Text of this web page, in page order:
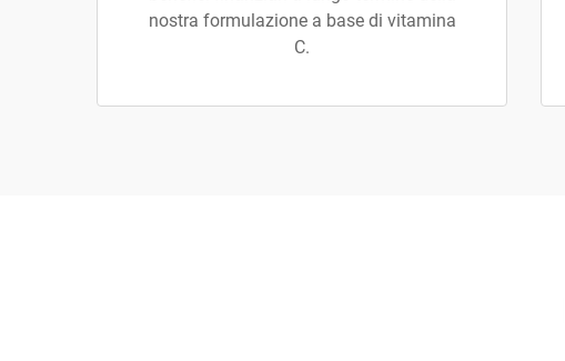
nostra formulazione a base di vitamina
C.